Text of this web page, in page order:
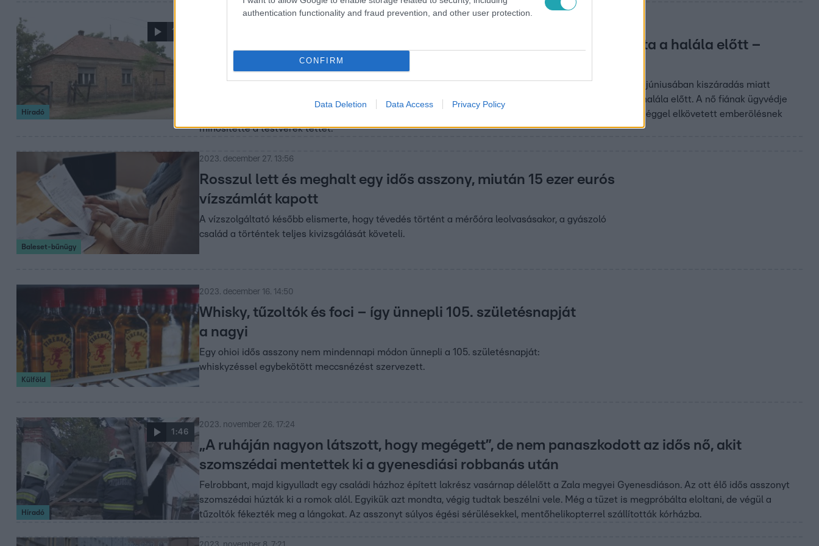
authentication functionality and fraud prevention, and other user protection.
CONFIRM
Data Deletion Data Access Privacy Policy
1:55
Híradó
A saját ürülékében feküdt a 84 éves asszony, legyek mászkáltak rajta a halála előtt –
gyerekeit elítélték
12 év fegyházat kapott jogerősen a téti testvérpár, akik annyira elhanyagolták anyjukat, hogy az 2020 júniusában kiszáradás miatt
meghalt. A vádirat szerint a 84 éves asszony a saját ürülékében feküdt, és legyek mászkáltak rajta a halála előtt. A nő fiának ügyvédje
szerint a hatóságoknak még a tragédia előtt közbe kellett volna lépniük. A bíróság különös kegyetlenséggel elkövetett emberölésnek
minősítette a testvérek tettét.
Baleset-bűnügy
2023. december 27. 13:56
Rosszul lett és meghalt egy idős asszony, miután 15 ezer eurós
vízszámlát kapott
A vízszolgáltató később elismerte, hogy tévedés történt a mérőóra leolvasásakor, a gyászoló
család a történtek teljes kivizsgálását követeli.
Külföld
2023. december 16. 14:50
Whisky, tűzoltók és foci – így ünnepli 105. születésnapját
a nagyi
Egy ohioi idős asszony nem mindennapi módon ünnepli a 105. születésnapját:
whiskyzéssel egybekötött meccsnézést szervezett.
1:46
Híradó
2023. november 26. 17:24
„A ruháján nagyon látszott, hogy megégett”, de nem panaszkodott az idős nő, akit
szomszédai mentettek ki a gyenesdiási robbanás után
Felrobbant, majd kigyulladt egy családi házhoz épített lakrész vasárnap délelőtt a Zala megyei Gyenesdiáson. Az ott élő idős asszonyt
szomszédai húzták ki a romok alól. Egyikük azt mondta, végig tudtak beszélni vele. Még a tüzet is megpróbálta eloltani, de végül a
tűzoltók fékezték meg a lángokat. Az asszonyt súlyos égési sérülésekkel, mentőhelikopterrel szállították kórházba.